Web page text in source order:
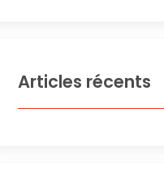
Articles récents